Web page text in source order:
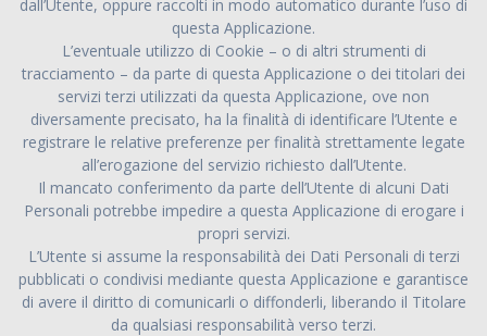
dall’Utente, oppure raccolti in modo automatico durante l’uso di
questa Applicazione.
L’eventuale utilizzo di Cookie – o di altri strumenti di
tracciamento – da parte di questa Applicazione o dei titolari dei
servizi terzi utilizzati da questa Applicazione, ove non
diversamente precisato, ha la finalità di identificare l’Utente e
registrare le relative preferenze per finalità strettamente legate
all’erogazione del servizio richiesto dall’Utente.
Il mancato conferimento da parte dell’Utente di alcuni Dati
Personali potrebbe impedire a questa Applicazione di erogare i
propri servizi.
L’Utente si assume la responsabilità dei Dati Personali di terzi
pubblicati o condivisi mediante questa Applicazione e garantisce
di avere il diritto di comunicarli o diffonderli, liberando il Titolare
da qualsiasi responsabilità verso terzi.